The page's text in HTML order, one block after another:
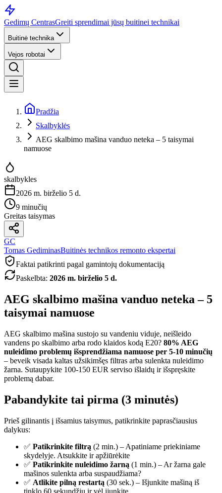
Gedimų CentrasGreiti sprendimai jūsų buitinei technikai
Buitinė technika
Vejos robotai
Pradžia
Skalbyklės
AEG skalbimo mašina vanduo neteka – 5 taisymai
namuose
skalbykles
2026 m. birželio 5 d.
9 minučių
Greitas taisymas
GC
Tomas GediminasBuitinės technikos remonto ekspertai
Faktai patikrinti pagal gamintojų dokumentaciją
Paskelbta: 2026 m. birželio 5 d.
AEG skalbimo mašina vanduo neteka – 5
taisymai namuose
AEG skalbimo mašina sustojo su vandeniu viduje, neišleido
vandens po skalbimo arba rodo klaidos kodą E20? 80% AEG
nuleidimo problemų išsprendžiama namuose per 5-10 minučių
– beveik visada kaltas užsikimšęs filtras arba sulenkta nuleidimo
žarna. Sutaupykite 100-150 EUR serviso išlaidų ir išspręskite
problemą dabar.
Pabandykite tai pirma (3 minutės)
Prieš gilinantis į išsamius taisymus, patikrinkite paprasčiausius
dalykus:
✅ Patikrinkite filtrą (2 min.) – Apatiniame priekiniame
skydelyje. Atsukkite ir apžiūrėkite
✅ Patikrinkite nuleidimo žarną (1 min.) – Ar žarna gale
mašinos sulenkta arba suspaudžiama?
✅ Atlikite pilną restartą (30 sek.) – Išjunkite mašiną iš
tinklo 60 sekundžių ir vėl įjunkite